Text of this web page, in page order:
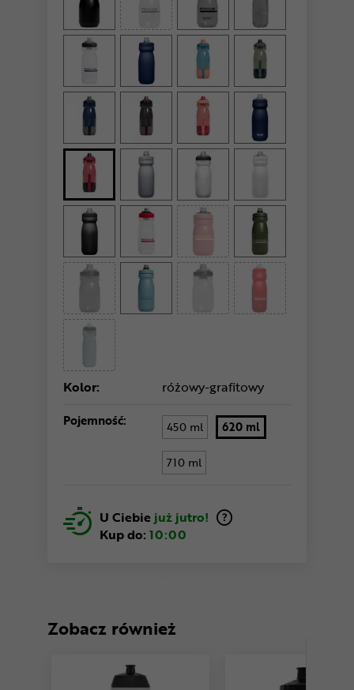
Kolor: różowy-grafitowy
Pojemność: 450 ml 620 ml
710 ml
U Ciebie już jutro!
Kup do: 10:00
Zobacz również